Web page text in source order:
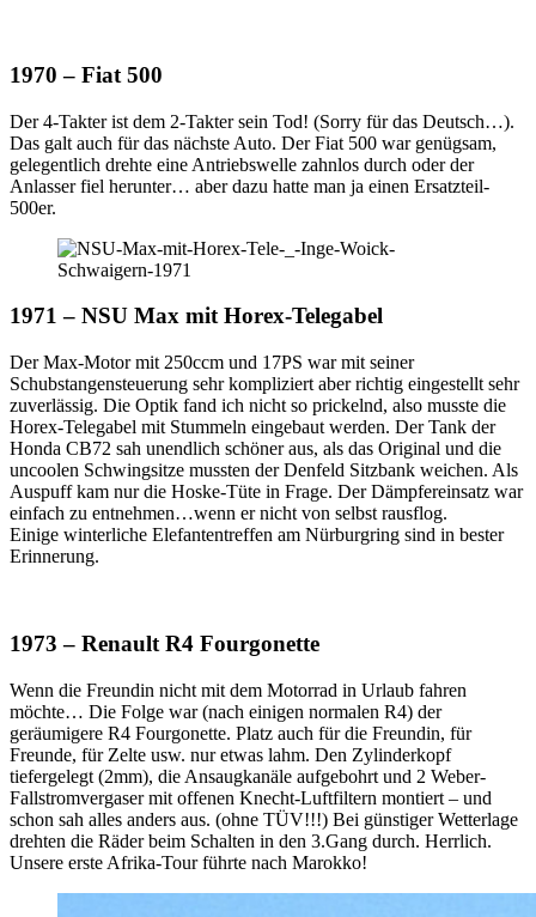
1970 – Fiat 500
Der 4-Takter ist dem 2-Takter sein Tod! (Sorry für das Deutsch…).
Das galt auch für das nächste Auto. Der Fiat 500 war genügsam,
gelegentlich drehte eine Antriebswelle zahnlos durch oder der
Anlasser fiel herunter… aber dazu hatte man ja einen Ersatzteil-
500er.
1971 – NSU Max mit Horex-Telegabel
Der Max-Motor mit 250ccm und 17PS war mit seiner
Schubstangensteuerung sehr kompliziert aber richtig eingestellt sehr
zuverlässig. Die Optik fand ich nicht so prickelnd, also musste die
Horex-Telegabel mit Stummeln eingebaut werden. Der Tank der
Honda CB72 sah unendlich schöner aus, als das Original und die
uncoolen Schwingsitze mussten der Denfeld Sitzbank weichen. Als
Auspuff kam nur die Hoske-Tüte in Frage. Der Dämpfereinsatz war
einfach zu entnehmen…wenn er nicht von selbst rausflog.
Einige winterliche Elefantentreffen am Nürburgring sind in bester
Erinnerung.
1973 – Renault R4 Fourgonette
Wenn die Freundin nicht mit dem Motorrad in Urlaub fahren
möchte… Die Folge war (nach einigen normalen R4) der
geräumigere R4 Fourgonette. Platz auch für die Freundin, für
Freunde, für Zelte usw. nur etwas lahm. Den Zylinderkopf
tiefergelegt (2mm), die Ansaugkanäle aufgebohrt und 2 Weber-
Fallstromvergaser mit offenen Knecht-Luftfiltern montiert – und
schon sah alles anders aus. (ohne TÜV!!!) Bei günstiger Wetterlage
drehten die Räder beim Schalten in den 3.Gang durch. Herrlich.
Unsere erste Afrika-Tour führte nach Marokko!